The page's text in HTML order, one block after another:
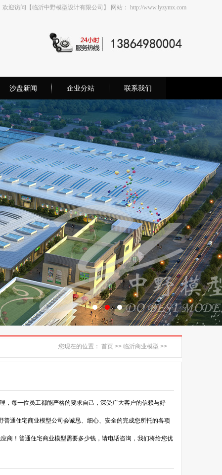
欢迎访问【临沂中野模型设计有限公司】 网站： http://www.lyzymx.com
沙盘新闻 企业分站 联系我们
您现在的位置： 首页 >> 临沂商业模型 >>
，每一位员工都能严格的要求自己，深受广大客户的信赖与好
通住宅商业模型公司会诚恳、细心、安全的完成您所托的各项
商！普通住宅商业模型需要多少钱，请电话咨询，我们将给您优